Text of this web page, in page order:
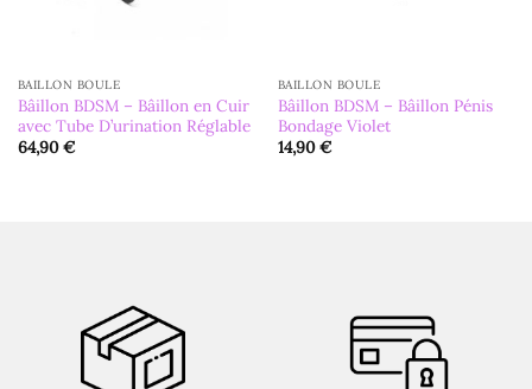
BAILLON BOULE
Bâillon BDSM – Bâillon en Cuir
avec Tube D’urination Réglable
64,90€
BAILLON BOULE
Bâillon BDSM – Bâillon Pénis
Bondage Violet
14,90€